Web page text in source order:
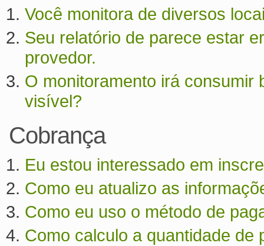
Você monitora de diversos
Seu relatório de parece estar
provedor.
O monitoramento irá consumir
visível?
Cobrança
Eu estou interessado em
Como eu atualizo as
Como eu uso o método de
Como calculo a quantidade de